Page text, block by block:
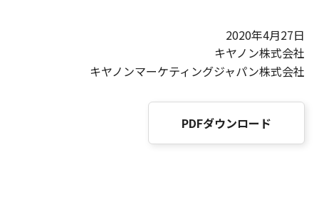
2020年4月27日
キヤノン株式会社
キヤノンマーケティングジャパン株式会社
PDFダウンロード